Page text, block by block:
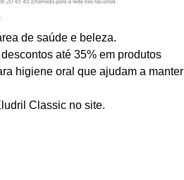
de saúde e beleza.
até 35% em produtos
higiene oral que ajudam a manter
Classic no site.